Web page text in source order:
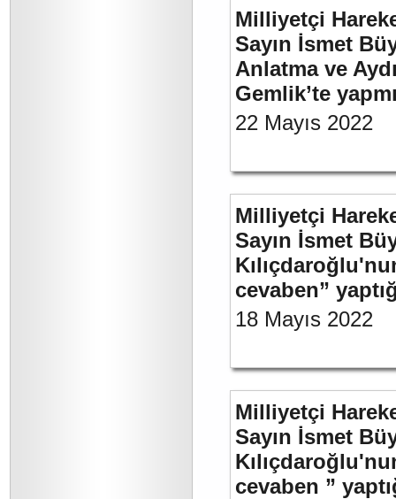
Milliyetçi
Sayın İsmet
Anlatma ve
Gemlik’te
22 Mayıs 2022
Milliyetçi
Sayın İsmet
cevaben”
18 Mayıs 2022
Milliyetçi
Sayın İsmet
cevaben ”